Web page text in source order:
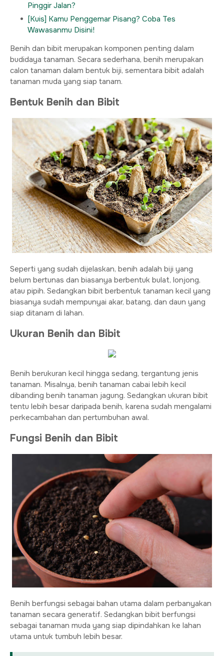
Pinggir Jalan?
[Kuis] Kamu Penggemar Pisang? Coba Tes
Wawasanmu Disini!
Benih dan bibit merupakan komponen penting dalam
budidaya tanaman. Secara sederhana, benih merupakan
calon tanaman dalam bentuk biji, sementara bibit adalah
tanaman muda yang siap tanam.
Bentuk Benih dan Bibit
Seperti yang sudah dijelaskan, benih adalah biji yang
belum bertunas dan biasanya berbentuk bulat, lonjong,
atau pipih. Sedangkan bibit berbentuk tanaman kecil yang
biasanya sudah mempunyai akar, batang, dan daun yang
siap ditanam di lahan.
Ukuran Benih dan Bibit
Benih berukuran kecil hingga sedang, tergantung jenis
tanaman. Misalnya, benih tanaman cabai lebih kecil
dibanding benih tanaman jagung. Sedangkan ukuran bibit
tentu lebih besar daripada benih, karena sudah mengalami
perkecambahan dan pertumbuhan awal.
Fungsi Benih dan Bibit
Benih berfungsi sebagai bahan utama dalam perbanyakan
tanaman secara generatif. Sedangkan bibit berfungsi
sebagai tanaman muda yang siap dipindahkan ke lahan
utama untuk tumbuh lebih besar.